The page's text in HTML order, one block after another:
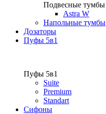
Подвесные тумбы
Astra W
Напольные тумбы
Дозаторы
Пуфы 5в1
Пуфы 5в1
Suite
Premium
Standart
Сифоны